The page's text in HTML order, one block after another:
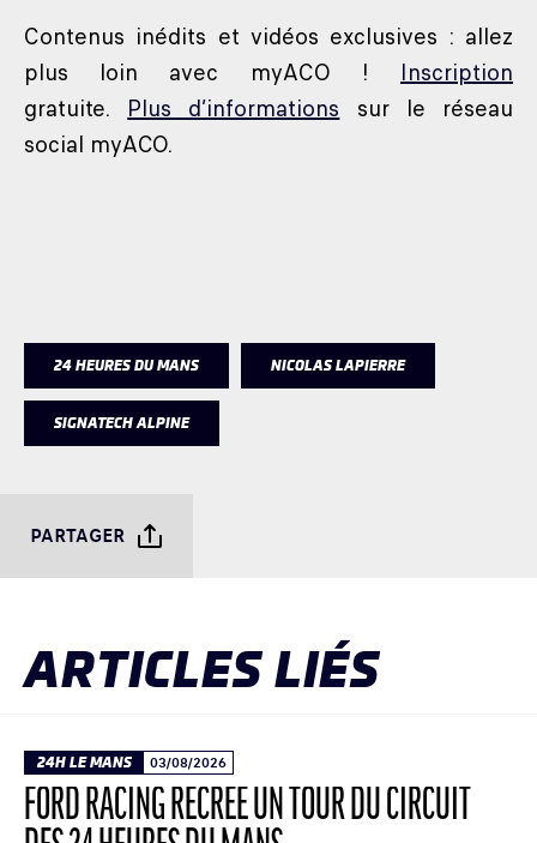
Contenus inédits et vidéos exclusives : allez
plus loin avec myACO ! Inscription
gratuite. Plus d’informations sur le réseau
social myACO.
24 HEURES DU MANS NICOLAS LAPIERRE
SIGNATECH ALPINE
PARTAGER
ARTICLES LIÉS
24H LE MANS 03/08/2026
FORD RACING RECRÉE UN TOUR DU CIRCUIT